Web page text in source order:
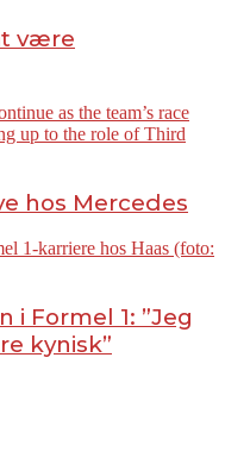
være
hos Mercedes
i Formel 1: ”Jeg
kynisk”